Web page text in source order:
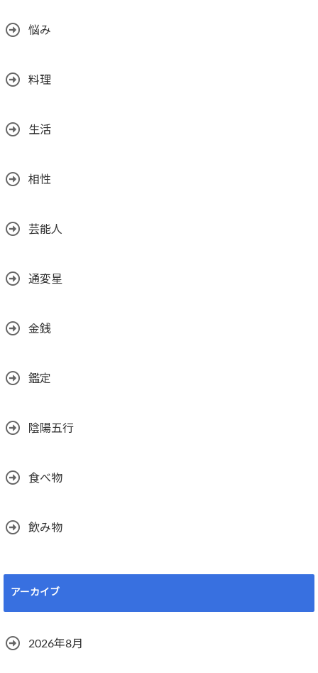
悩み
料理
生活
相性
芸能人
通変星
金銭
鑑定
陰陽五行
食べ物
飲み物
アーカイブ
2026年8月